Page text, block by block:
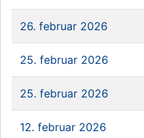
26. februar 2026
25. februar 2026
25. februar 2026
12. februar 2026